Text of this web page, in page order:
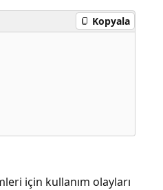
Kopyala
için kullanım olayları